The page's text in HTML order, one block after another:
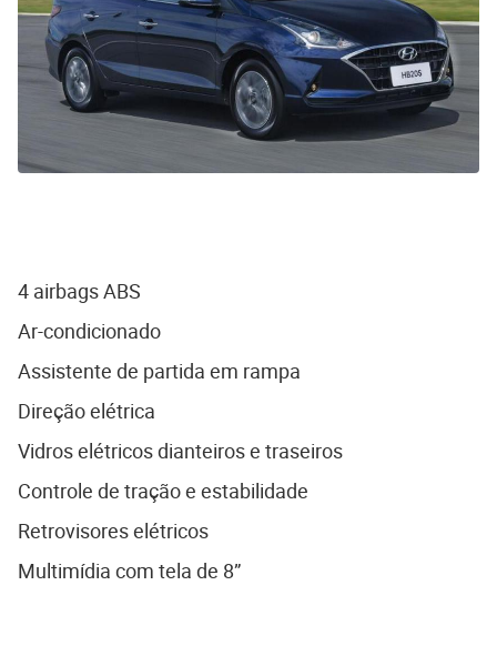
4 airbags ABS
Ar-condicionado
Assistente de partida em rampa
Direção elétrica
Vidros elétricos dianteiros e traseiros
Controle de tração e estabilidade
Retrovisores elétricos
Multimídia com tela de 8”